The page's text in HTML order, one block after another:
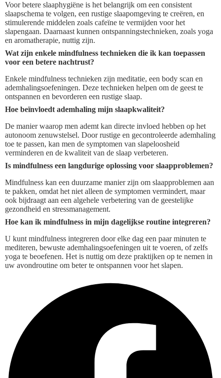
Voor betere slaaphygiëne is het belangrijk om een consistent
slaapschema te volgen, een rustige slaapomgeving te creëren, en
stimulerende middelen zoals cafeïne te vermijden voor het
slapengaan. Daarnaast kunnen ontspanningstechnieken, zoals yoga
en aromatherapie, nuttig zijn.
Wat zijn enkele mindfulness technieken die ik kan toepassen
voor een betere nachtrust?
Enkele mindfulness technieken zijn meditatie, een body scan en
ademhalingsoefeningen. Deze technieken helpen om de geest te
ontspannen en bevorderen een rustige slaap.
Hoe beïnvloedt ademhaling mijn slaapkwaliteit?
De manier waarop men ademt kan directe invloed hebben op het
autonoom zenuwstelsel. Door rustige en gecontroleerde ademhaling
toe te passen, kan men de symptomen van slapeloosheid
verminderen en de kwaliteit van de slaap verbeteren.
Is mindfulness een langdurige oplossing voor slaapproblemen?
Mindfulness kan een duurzame manier zijn om slaapproblemen aan
te pakken, omdat het niet alleen de symptomen vermindert, maar
ook bijdraagt aan een algehele verbetering van de geestelijke
gezondheid en stressmanagement.
Hoe kan ik mindfulness in mijn dagelijkse routine integreren?
U kunt mindfulness integreren door elke dag een paar minuten te
mediteren, bewuste ademhalingsoefeningen uit te voeren, of zelfs
yoga te beoefenen. Het is nuttig om deze praktijken op te nemen in
uw avondroutine om beter te ontspannen voor het slapen.